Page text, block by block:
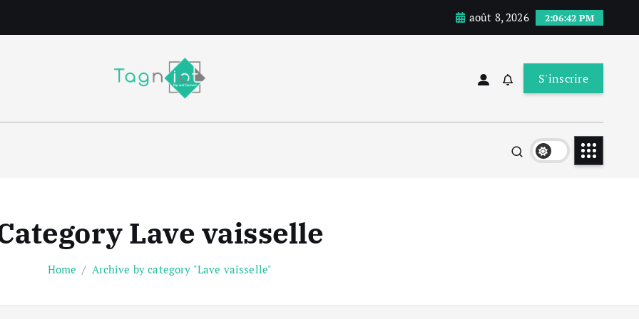
août 8, 2026 2:06:43 PM
S'inscrire
Lave vaisselle
Home Archive by category "Lave vaisselle"